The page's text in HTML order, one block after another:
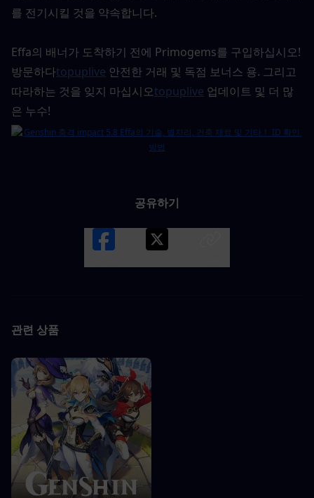
를 전기시킬 것을 약속합니다.
Effa의 배너가 도착하기 전에 Primogems를 구입하십시오!
방문하다topuplive 안전한 거래 및 독점 보너스 용. 그리고
따라하는 것을 잊지 마십시오topuplive 업데이트 및 더 많
은 누수!
공유하기
관련 상품